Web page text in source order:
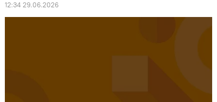
12:34 29.06.2026